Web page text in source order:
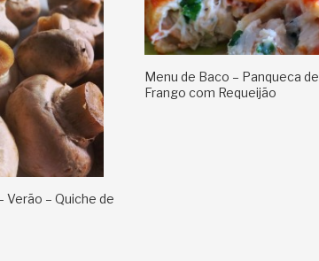
Verão – Quiche de
Menu de Baco – Panqueca de
Frango com Requeijão